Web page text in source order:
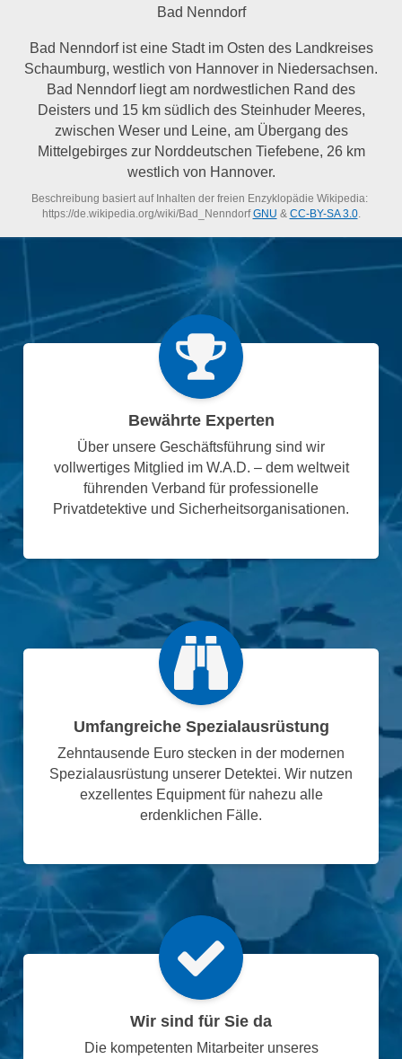
Bad Nenndorf
Bad Nenndorf ist eine Stadt im Osten des Landkreises
Schaumburg, westlich von Hannover in Niedersachsen.
Bad Nenndorf liegt am nordwestlichen Rand des
Deisters und 15 km südlich des Steinhuder Meeres,
zwischen Weser und Leine, am Übergang des
Mittelgebirges zur Norddeutschen Tiefebene, 26 km
westlich von Hannover.
Beschreibung basiert auf Inhalten der freien Enzyklopädie Wikipedia:
https://de.wikipedia.org/wiki/Bad_Nenndorf GNU & CC-BY-SA 3.0.
Bewährte Experten
Über unsere Geschäftsführung sind wir
vollwertiges Mitglied im W.A.D. – dem weltweit
führenden Verband für professionelle
Privatdetektive und Sicherheitsorganisationen.
Umfangreiche Spezialausrüstung
Zehntausende Euro stecken in der modernen
Spezialausrüstung unserer Detektei. Wir nutzen
exzellentes Equipment für nahezu alle
erdenklichen Fälle.
Wir sind für Sie da
Die kompetenten Mitarbeiter unseres